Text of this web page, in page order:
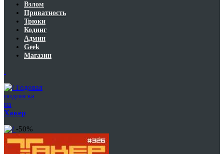
Взлом
Приватность
Трюки
Кодинг
Админ
Geek
Магазин
Годовая
подписка
на
Хакер
-50%